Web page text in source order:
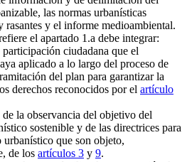
las normas urbanísticas
rasantes y el informe medioambiental.
el apartado 1.a debe integrar:
ciudadana que el
aplicado a lo largo del proceso de
del plan para garantizar la
derechos reconocidos por el artículo
la observancia del objetivo del
sostenible y de las directrices para
urbanístico que son objeto,
de los artículos 3 y 9.